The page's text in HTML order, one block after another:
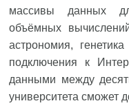
массивы данных
объёмных
астрономия,
подключения к
данными между
университета сможет